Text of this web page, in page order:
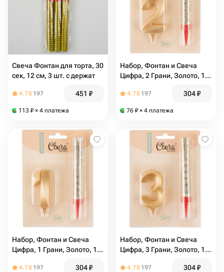
Свеча Фонтан для торта, 30
сек, 12 см, 3 шт. с держат
4.78 197 451 ₽
113 ₽ × 4 платежа
Набор, Фонтан и Свеча
Цифра, 2 Грани, Золото, 10
4.78 197 304₽
76 ₽ × 4 платежа
Набор, Фонтан и Свеча
Цифра, 1 Грани, Золото, 10
4.78 197 304₽
Набор, Фонтан и Свеча
Цифра, 3 Грани, Золото, 10
4.78 197 304₽